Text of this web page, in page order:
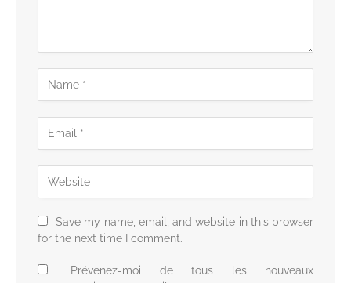
Save my name, email, and website in this browser
for the next time I comment.
Prévenez-moi de tous les nouveaux